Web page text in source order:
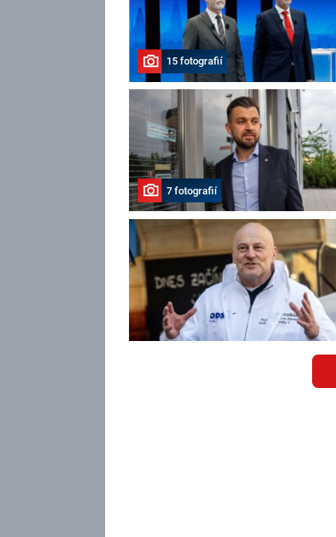
15 fotografií
7 fotografií